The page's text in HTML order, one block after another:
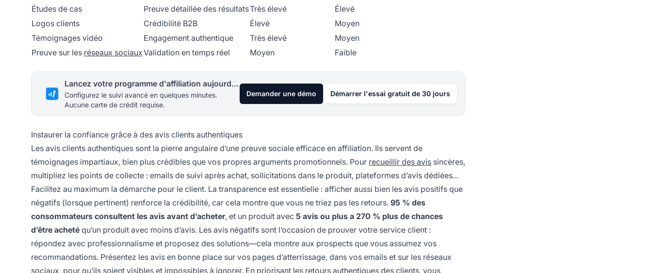
Études de cas
Preuve détaillée des résultatsTrès élevé
Élevé
Logos clients
Crédibilité B2B Élevé
Moyen
Témoignages vidéo
Engagement authentique Très élevé
Moyen
Preuve sur les réseaux sociauxValidation en temps réel Moyen Faible
Lancez votre programme d'affiliation aujourd'hui
Configurez le suivi avancé en quelques minutes.
Aucune carte de crédit requise.
Demander une démo Démarrer l'essai gratuit de 30 jours
Instaurer la confiance grâce à des avis clients authentiques
Les avis clients authentiques sont la pierre angulaire d’une preuve sociale efficace en affiliation. Ils servent de
témoignages impartiaux, bien plus crédibles que vos propres arguments promotionnels. Pour recueillir des avis sincères,
multipliez les points de collecte : emails de suivi après achat, sollicitations dans le produit, plateformes d’avis dédiées…
Facilitez au maximum la démarche pour le client. La transparence est essentielle : afficher aussi bien les avis positifs que
négatifs (lorsque pertinent) renforce la crédibilité, car cela montre que vous ne triez pas les retours. 95 % des
consommateurs consultent les avis avant d’acheter, et un produit avec 5 avis ou plus a 270 % plus de chances
d’être acheté qu’un produit avec moins d’avis. Les avis négatifs sont l’occasion de prouver votre service client :
répondez avec professionnalisme et proposez des solutions—cela montre aux prospects que vous assumez vos
recommandations. Présentez les avis en bonne place sur vos pages d’atterrissage, dans vos emails et sur les réseaux
sociaux, pour qu’ils soient visibles et impossibles à ignorer. En priorisant les retours authentiques des clients, vous